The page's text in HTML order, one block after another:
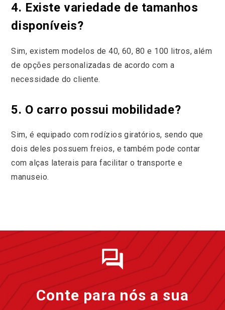
4. Existe variedade de tamanhos
disponíveis?
Sim, existem modelos de 40, 60, 80 e 100 litros, além
de opções personalizadas de acordo com a
necessidade do cliente.
5. O carro possui mobilidade?
Sim, é equipado com rodízios giratórios, sendo que
dois deles possuem freios, e também pode contar
com alças laterais para facilitar o transporte e
manuseio.
Conte para nós a sua